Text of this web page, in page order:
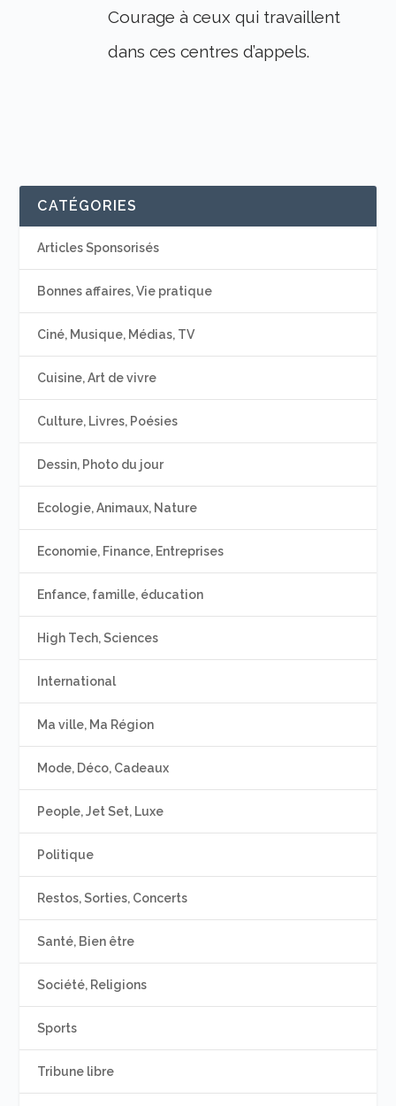
Courage à ceux qui travaillent
dans ces centres d’appels.
CATÉGORIES
Articles Sponsorisés
Bonnes affaires, Vie pratique
Ciné, Musique, Médias, TV
Cuisine, Art de vivre
Culture, Livres, Poésies
Dessin, Photo du jour
Ecologie, Animaux, Nature
Economie, Finance, Entreprises
Enfance, famille, éducation
High Tech, Sciences
International
Ma ville, Ma Région
Mode, Déco, Cadeaux
People, Jet Set, Luxe
Politique
Restos, Sorties, Concerts
Santé, Bien être
Société, Religions
Sports
Tribune libre